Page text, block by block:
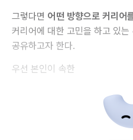
그렇다면 어떤 방향으로 커리어
커리어에 대한 고민을 하고 있
공유하고자 한다.
우선 본인이 속한